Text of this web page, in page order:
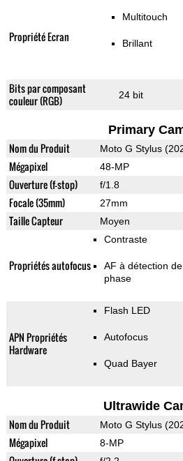
Propriété Ecran
Multitouch
Brillant
Bits par composant
couleur (RGB)
24 bit
Primary
Nom du Produit Moto G Stylus
Mégapixel 48-MP
Ouverture (f-stop) f/1.8
Focale (35mm) 27mm
Taille Capteur Moyen
Propriétés autofocus
Contraste
AF à détection de
phase
APN Propriétés
Hardware
Flash LED
Autofocus
Quad Bayer
Ultrawide
Nom du Produit Moto G Stylus
Mégapixel 8-MP